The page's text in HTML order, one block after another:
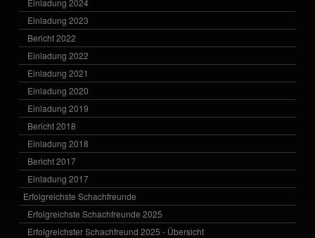
Einladung 2024
Einladung 2023
Bericht 2022
Einladung 2022
Einladung 2021
Einladung 2020
Einladung 2019
Bericht 2018
Einladung 2018
Bericht 2017
Einladung 2017
Erfolgreichste Schachfreunde
Erfolgreichste Schachfreunde 2025
Erfolgreichster Schachfreund 2025 - Übersicht